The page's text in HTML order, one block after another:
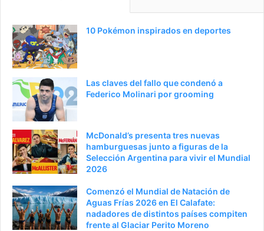
10 Pokémon inspirados en deportes
Las claves del fallo que condenó a
Federico Molinari por grooming
McDonald’s presenta tres nuevas
hamburguesas junto a figuras de la
Selección Argentina para vivir el Mundial
2026
Comenzó el Mundial de Natación de
Aguas Frías 2026 en El Calafate:
nadadores de distintos países compiten
frente al Glaciar Perito Moreno